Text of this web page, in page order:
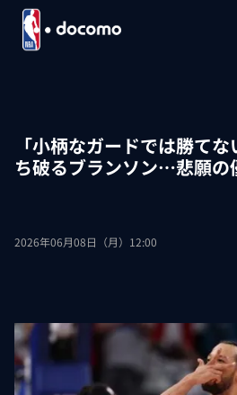
「小柄なガードでは勝て
ち破るブランソン…悲願の
2026年06月08日（月）12:00